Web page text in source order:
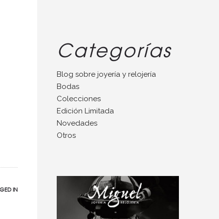
IN
Categorías
Blog sobre joyería y relojería
Bodas
Colecciones
Edición Limitada
Novedades
Otros